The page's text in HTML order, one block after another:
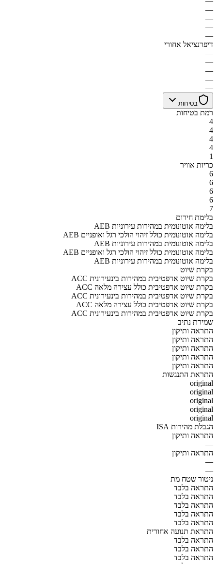
—
—
—
—
דיפרנציאל אחורי
—
—
—
—
—
בטיחות
רמת בטיחות
4
4
4
4
1
כריות אוויר
6
6
6
6
7
בלימת חירום
AEB בלימה אוטונומית במהירות עירוניות
AEB בלימה אוטונומית כולל זיהוי הולכי רגל ואופניים
AEB בלימה אוטונומית במהירות עירוניות
AEB בלימה אוטונומית כולל זיהוי הולכי רגל ואופניים
AEB בלימה אוטונומית במהירות עירוניות
בקרת שיוט
ACC בקרת שיוט אדפטיבית במהירות בינעירונית
ACC בקרת שיוט אדפטיבית כולל עצירה מלאה
ACC בקרת שיוט אדפטיבית במהירות בינעירונית
ACC בקרת שיוט אדפטיבית כולל עצירה מלאה
ACC בקרת שיוט אדפטיבית במהירות בינעירונית
שמירת נתיב
התראה ותיקון
התראה ותיקון
התראה ותיקון
התראה ותיקון
התראה ותיקון
התראת התנגשות
original
original
original
original
original
הגבלת מהירות ISA
התראה ותיקון
—
התראה ותיקון
—
—
ניטור שטח מת
התראה בלבד
התראה בלבד
התראה בלבד
התראה בלבד
התראה בלבד
התראת תנועה אחורית
התראה בלבד
התראה בלבד
התראה בלבד